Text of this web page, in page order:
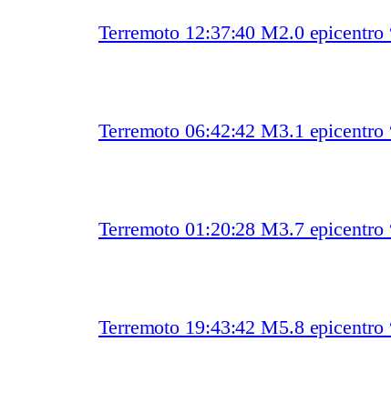
Terremoto 12:37:40 M2.0
Terremoto 06:42:42 M3.1
Terremoto 01:20:28 M3.7
Terremoto 19:43:42 M5.8 epicentro